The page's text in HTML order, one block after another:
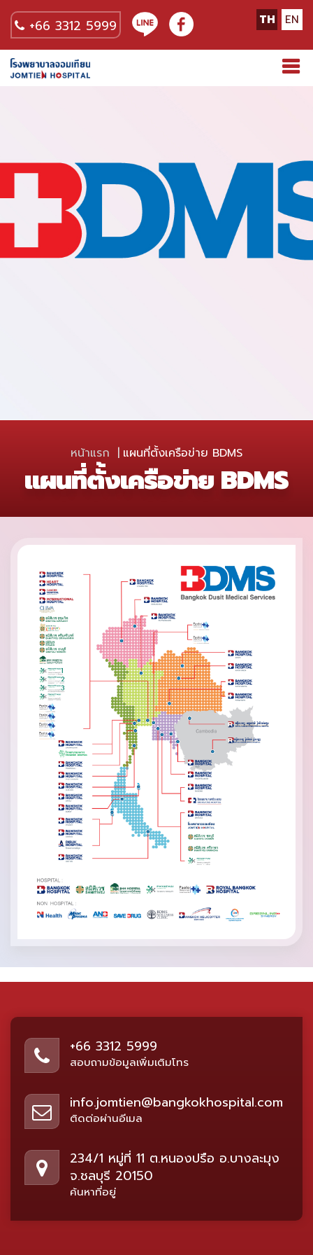
+66 3312 5999 TH EN
หน้าแรก แผนที่ตั้งเครือข่าย BDMS
แผนที่ตั้งเครือข่าย BDMS
+66 3312 5999
สอบถามข้อมูลเพิ่มเติมโทร
info.jomtien@bangkokhospital.com
ติดต่อผ่านอีเมล
234/1 หมู่ที่ 11 ต.หนองปรือ อ.บางละมุง
จ.ชลบุรี 20150
ค้นหาที่อยู่